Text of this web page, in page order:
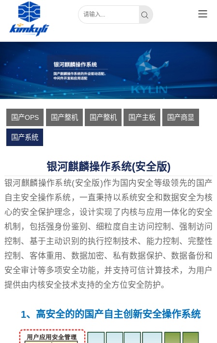
国产OPS 国产整机 国产整机 国产主板 国产商显
国产系统
银河麒麟操作系统(安全版)
银河麒麟操作系统(安全版)作为国内安全等级领先的国产
自主安全操作系统，一直秉持以系统安全和数据安全为核
心的安全保护理念，设计实现了内核与应用一体化的安全
机制，包括强身份鉴别、细粒度自主访问控制、强制访问
控制、基于主动识别的执行控制技术、能力控制、完整性
控制、客体重用、数据加密、私有数据保护、数据备份和
安全审计等多项安全功能，并支持可信计算技术，为用户
提供由内核安全技术支持的全方位安全防护。
1、高安全的的国产自主创新安全操作系统